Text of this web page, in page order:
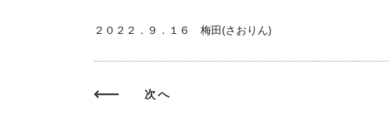
２０２２．９．１６ 梅田(さおりん)
次へ